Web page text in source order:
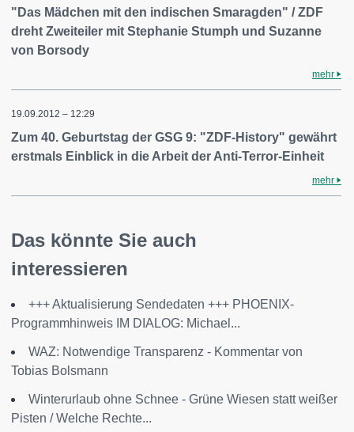
"Das Mädchen mit den indischen Smaragden" / ZDF
dreht Zweiteiler mit Stephanie Stumph und Suzanne
von Borsody
mehr
19.09.2012 – 12:29
Zum 40. Geburtstag der GSG 9: "ZDF-History" gewährt
erstmals Einblick in die Arbeit der Anti-Terror-Einheit
mehr
Das könnte Sie auch
interessieren
+++ Aktualisierung Sendedaten +++ PHOENIX-
Programmhinweis IM DIALOG: Michael...
WAZ: Notwendige Transparenz - Kommentar von
Tobias Bolsmann
Winterurlaub ohne Schnee - Grüne Wiesen statt weißer
Pisten / Welche Rechte...